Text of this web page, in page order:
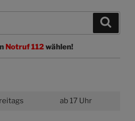
Notruf 112wählen!
ab 17 Uhr